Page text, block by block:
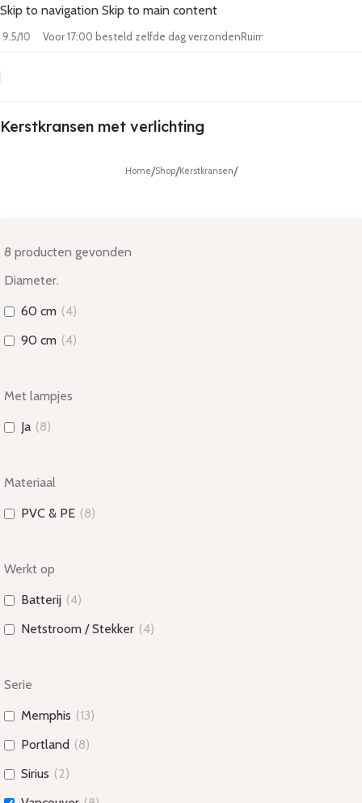
Skip to navigation Skip to main content
9.5/10 Voor 17:00 besteld zelfde dag verzondenRuim assortiment
Kerstkransen met verlichting
Home/Shop/Kerstkransen/
8 producten gevonden
Diameter.
60 cm (4)
90 cm (4)
Met lampjes
Ja (8)
Materiaal
PVC & PE (8)
Werkt op
Batterij (4)
Netstroom / Stekker (4)
Serie
Memphis (13)
Portland (8)
Sirius (2)